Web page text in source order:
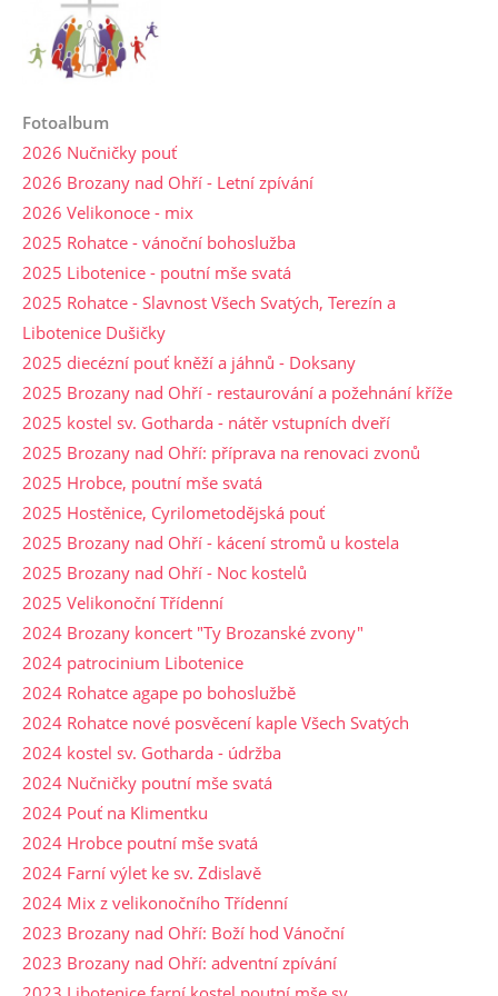
Fotoalbum
2026 Nučničky pouť
2026 Brozany nad Ohří - Letní zpívání
2026 Velikonoce - mix
2025 Rohatce - vánoční bohoslužba
2025 Libotenice - poutní mše svatá
2025 Rohatce - Slavnost Všech Svatých, Terezín a
Libotenice Dušičky
2025 diecézní pouť kněží a jáhnů - Doksany
2025 Brozany nad Ohří - restaurování a požehnání kříže
2025 kostel sv. Gotharda - nátěr vstupních dveří
2025 Brozany nad Ohří: příprava na renovaci zvonů
2025 Hrobce, poutní mše svatá
2025 Hostěnice, Cyrilometodějská pouť
2025 Brozany nad Ohří - kácení stromů u kostela
2025 Brozany nad Ohří - Noc kostelů
2025 Velikonoční Třídenní
2024 Brozany koncert "Ty Brozanské zvony"
2024 patrocinium Libotenice
2024 Rohatce agape po bohoslužbě
2024 Rohatce nové posvěcení kaple Všech Svatých
2024 kostel sv. Gotharda - údržba
2024 Nučničky poutní mše svatá
2024 Pouť na Klimentku
2024 Hrobce poutní mše svatá
2024 Farní výlet ke sv. Zdislavě
2024 Mix z velikonočního Třídenní
2023 Brozany nad Ohří: Boží hod Vánoční
2023 Brozany nad Ohří: adventní zpívání